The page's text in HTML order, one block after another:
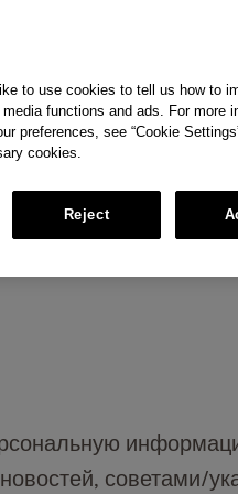
Сайт, вы
условиями и
персональных
обрабатывать
советами/
to use cookies to tell us how to
functions and ads. For more
preferences, see “Cookie
cookies.
Reject